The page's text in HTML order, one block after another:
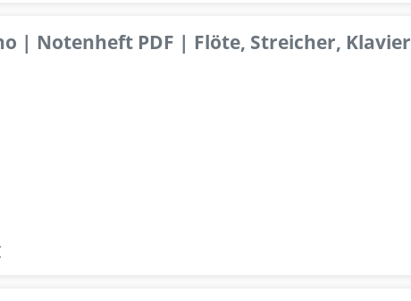
| Notenheft PDF | Flöte, Streicher, Klavier